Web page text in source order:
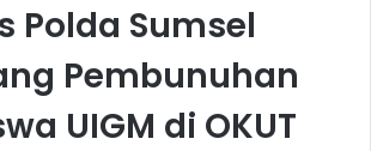
Polda Sumsel
Pembunuhan
UIGM di OKUT